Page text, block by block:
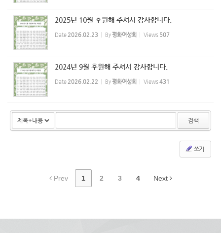
2025년 10월 후원해 주셔서 감사합니다.
Date 2026.02.23 By평화여성회 Views 507
2024년 9월 후원해 주셔서 감사합니다.
Date 2026.02.22 By평화여성회 Views 431
검색
쓰기
Prev 1 2 3 4 Next